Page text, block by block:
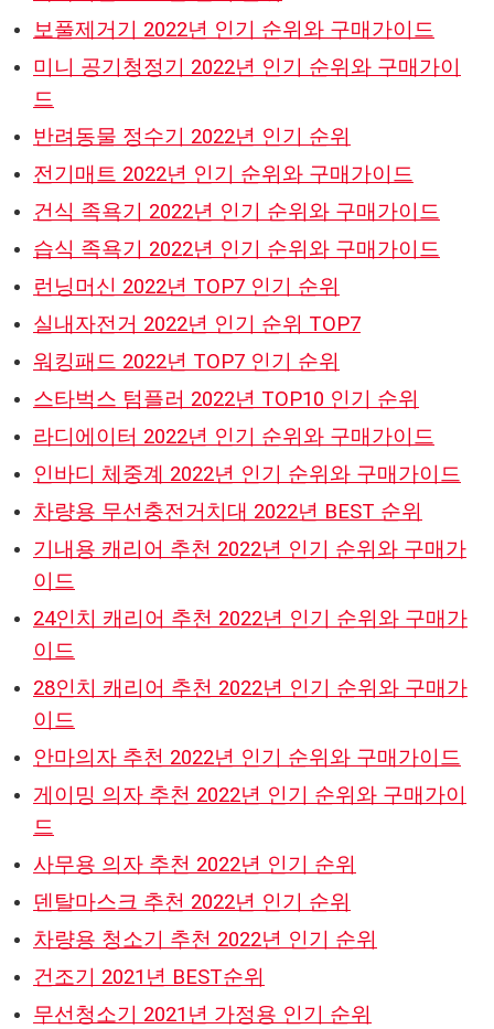
보풀제거기 2022년 인기 순위와 구매가이드
미니 공기청정기 2022년 인기 순위와 구매가이
드
반려동물 정수기 2022년 인기 순위
전기매트 2022년 인기 순위와 구매가이드
건식 족욕기 2022년 인기 순위와 구매가이드
습식 족욕기 2022년 인기 순위와 구매가이드
런닝머신 2022년 TOP7 인기 순위
실내자전거 2022년 인기 순위 TOP7
워킹패드 2022년 TOP7 인기 순위
스타벅스 텀플러 2022년 TOP10 인기 순위
라디에이터 2022년 인기 순위와 구매가이드
인바디 체중계 2022년 인기 순위와 구매가이드
차량용 무선충전거치대 2022년 BEST 순위
기내용 캐리어 추천 2022년 인기 순위와 구매가
이드
24인치 캐리어 추천 2022년 인기 순위와 구매가
이드
28인치 캐리어 추천 2022년 인기 순위와 구매가
이드
안마의자 추천 2022년 인기 순위와 구매가이드
게이밍 의자 추천 2022년 인기 순위와 구매가이
드
사무용 의자 추천 2022년 인기 순위
덴탈마스크 추천 2022년 인기 순위
차량용 청소기 추천 2022년 인기 순위
건조기 2021년 BEST순위
무선청소기 2021년 가정용 인기 순위